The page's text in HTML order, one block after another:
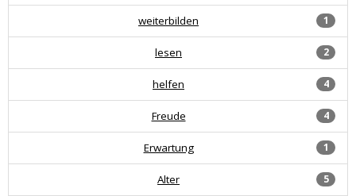
1
weiterbilden
2
lesen
4
helfen
4
Freude
1
Erwartung
5
Alter